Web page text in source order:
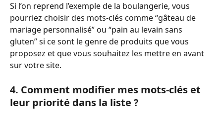
Si l’on reprend l’exemple de la boulangerie, vous
pourriez choisir des mots-clés comme “gâteau de
mariage personnalisé” ou “pain au levain sans
gluten” si ce sont le genre de produits que vous
proposez et que vous souhaitez les mettre en avant
sur votre site.
4. Comment modifier mes mots-clés et
leur priorité dans la liste ?